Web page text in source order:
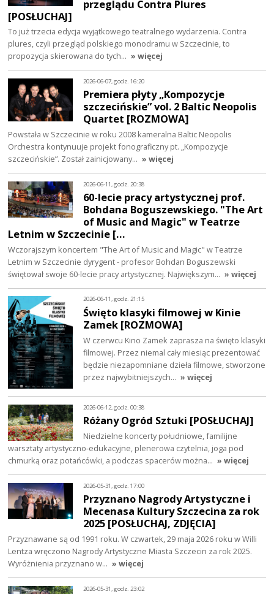
przeglądu Contra Plures
[POSŁUCHAJ]
To już trzecia edycja wyjątkowego teatralnego wydarzenia. Contra
plures, czyli przegląd polskiego monodramu w Szczecinie, to
propozycja skierowana do tych… » więcej
2026-06-07, godz. 16:20
Premiera płyty „Kompozycje
szczecińskie” vol. 2 Baltic Neopolis
Quartet [ROZMOWA]
Powstała w Szczecinie w roku 2008 kameralna Baltic Neopolis
Orchestra kontynuuje projekt fonograficzny pt. „Kompozycje
szczecińskie”. Został zainicjowany… » więcej
2026-06-11, godz. 20:38
60-lecie pracy artystycznej prof.
Bohdana Boguszewskiego. "The Art
of Music and Magic" w Teatrze
Letnim w Szczecinie […
Wczorajszym koncertem "The Art of Music and Magic" w Teatrze
Letnim w Szczecinie dyrygent - profesor Bohdan Boguszewski
świętował swoje 60-lecie pracy artystycznej. Największym… » więcej
2026-06-11, godz. 21:15
Święto klasyki filmowej w Kinie
Zamek [ROZMOWA]
W czerwcu Kino Zamek zaprasza na święto klasyki
filmowej. Przez niemal cały miesiąc prezentować
będzie niezapomniane dzieła filmowe, stworzone
przez najwybitniejszych… » więcej
2026-06-12, godz. 00:38
Różany Ogród Sztuki [POSŁUCHAJ]
Niedzielne koncerty południowe, familijne
warsztaty artystyczno-edukacyjne, plenerowa czytelnia, joga pod
chmurką oraz potańcówki, a podczas spacerów można… » więcej
2026-05-31, godz. 17:00
Przyznano Nagrody Artystyczne i
Mecenasa Kultury Szczecina za rok
2025 [POSŁUCHAJ, ZDJĘCIA]
Przyznawane są od 1991 roku. W czwartek, 29 maja 2026 roku w Willi
Lentza wręczono Nagrody Artystyczne Miasta Szczecin za rok 2025.
Wyróżnienia przyznano w… » więcej
2026-05-31, godz. 23:02